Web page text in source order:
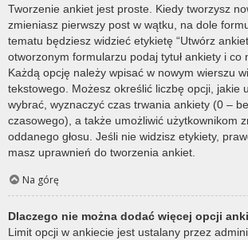
Tworzenie ankiet jest proste. Kiedy tworzysz
zmieniasz pierwszy post w wątku, na dole
tematu będziesz widzieć etykietę “Utwórz
otworzonym formularzu podaj tytuł ankiety i co
Każdą opcję należy wpisać w nowym wierszu
tekstowego. Możesz określić liczbę opcji, jakie
wybrać, wyznaczyć czas trwania ankiety (0 –
czasowego), a także umożliwić użytkownikom
oddanego głosu. Jeśli nie widzisz etykiety,
masz uprawnień do tworzenia ankiet.
Na górę
Dlaczego nie można dodać więcej opcji
Limit opcji w ankiecie jest ustalany przez